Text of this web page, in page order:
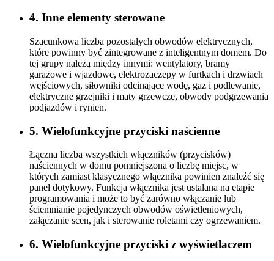
4. Inne elementy sterowane
Szacunkowa liczba pozostałych obwodów elektrycznych,
które powinny być zintegrowane z inteligentnym domem. Do
tej grupy należą między innymi: wentylatory, bramy
garażowe i wjazdowe, elektrozaczepy w furtkach i drzwiach
wejściowych, siłowniki odcinające wodę, gaz i podlewanie,
elektryczne grzejniki i maty grzewcze, obwody podgrzewania
podjazdów i rynien.
5. Wielofunkcyjne przyciski naścienne
Łączna liczba wszystkich włączników (przycisków)
naściennych w domu pomniejszona o liczbę miejsc, w
których zamiast klasycznego włącznika powinien znaleźć się
panel dotykowy. Funkcja włącznika jest ustalana na etapie
programowania i może to być zarówno włączanie lub
ściemnianie pojedynczych obwodów oświetleniowych,
załączanie scen, jak i sterowanie roletami czy ogrzewaniem.
6. Wielofunkcyjne przyciski z wyświetlaczem